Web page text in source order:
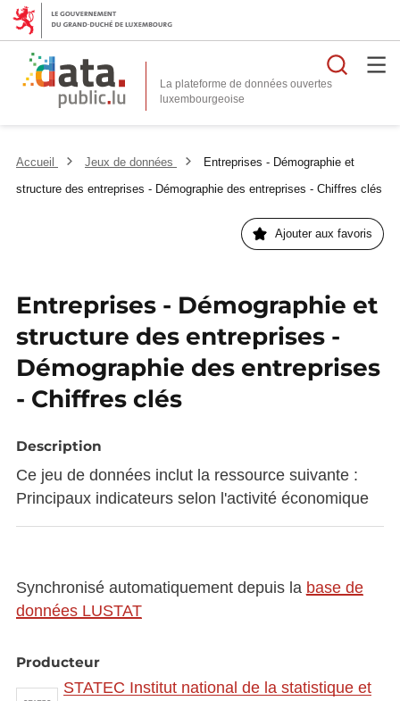
La plateforme de données ouvertes
Accueil Jeux de données
Entreprises - Démographie et
structure des entreprises - Démographie des entreprises - Chiffres clés
Ajouter aux favoris
Entreprises - Démographie et
structure des entreprises -
Démographie des entreprises
- Chiffres clés
Description
Ce jeu de données inclut la ressource suivante :
Principaux indicateurs selon l'activité économique
Synchronisé automatiquement depuis la base de
données LUSTAT
Producteur
STATEC Institut national de la statistique et